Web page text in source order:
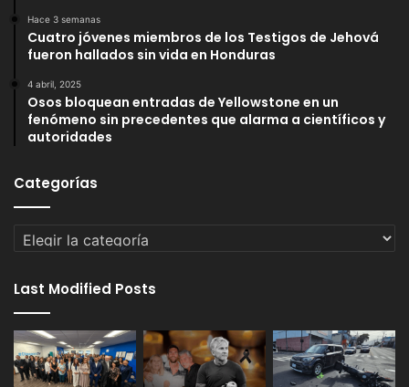
Hace 3 semanas
Cuatro jóvenes miembros de los Testigos de Jehová
fueron hallados sin vida en Honduras
4 abril, 2025
Osos bloquean entradas de Yellowstone en un
fenómeno sin precedentes que alarma a científicos y
autoridades
Categorías
Categorías
Last Modified Posts